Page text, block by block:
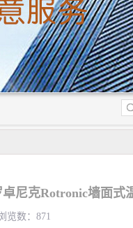
尼克Rotronic墙面式
览数：871